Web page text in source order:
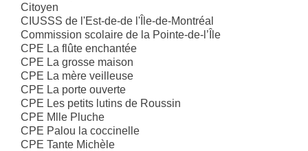
Citoyen
CIUSSS de l'Est-de-de l'Île-de-Montréal
Commission scolaire de la Pointe-de-l’Île
CPE La flûte enchantée
CPE La grosse maison
CPE La mère veilleuse
CPE La porte ouverte
CPE Les petits lutins de Roussin
CPE Mlle Pluche
CPE Palou la coccinelle
CPE Tante Michèle